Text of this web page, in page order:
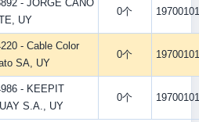
- JORGE CANO
UY
0个 19700101
- Cable Color
SA, UY
0个 19700101
- KEEPIT
S.A., UY
0个 19700101